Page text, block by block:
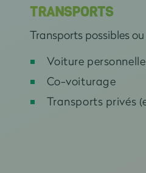
TRANSPORTS
Transports possibles
Voiture personnelle
Co-voiturage
Transports privés